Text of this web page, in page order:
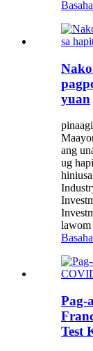
yuan
ang
ug
lawom
Pag-
Test